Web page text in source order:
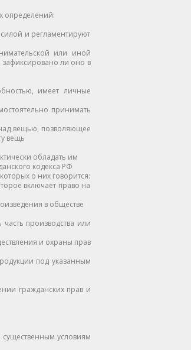
определений:
и регламентируют
или иной
зафиксировано ли оно в
имеет личные
принимать
вещью, позволяющее
вещь
обладать им
кодекса РФ
о них говорится:
включает право на
в обществе
производства или
и охраны прав
под указанным
гражданских прав и
условиям